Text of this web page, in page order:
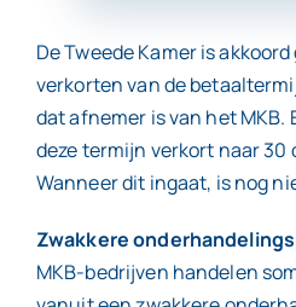
De Tweede Kamer is
verkorten van de
dat afnemer is van het MKB.
deze termijn verkort naar 30
Wanneer dit ingaat, is nog
Zwakkere
MKB-bedrijven handelen